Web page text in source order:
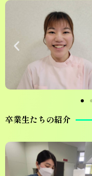
卒業生たちの紹介